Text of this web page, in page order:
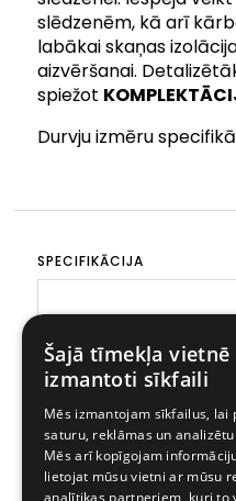
slēdzenēm, kā arī
labākai skaņas
aizvēršanai.
spiežot
Durvju izmēru
SPECIFIKĀCIJA
Šajā tīmekļa
izmantoti sīkfaili
Mēs izmantojam sīkfailus, lai
saturu, reklāmas un
Mēs arī kopīgojam
lietojat mūsu vietni ar mūsu
analītikas partneriem, kuri to